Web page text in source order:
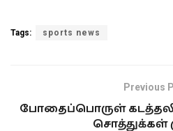
Tags: sports news
Previous
போதைப்பொருள்
சொத்துக்கள்